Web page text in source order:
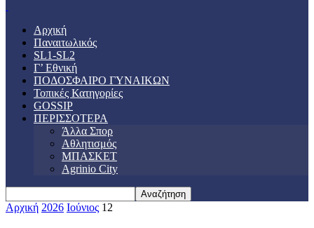
Αρχική
Παναιτωλικός
SL1-SL2
Γ’ Εθνική
ΠΟΔΟΣΦΑΙΡΟ ΓΥΝΑΙΚΩΝ
Τοπικές Κατηγορίες
GOSSIP
ΠΕΡΙΣΣΟΤΕΡΑ
Άλλα Σπορ
Αθλητισμός
ΜΠΑΣΚΕΤ
Agrinio City
Αρχική 2026 Ιούνιος 12